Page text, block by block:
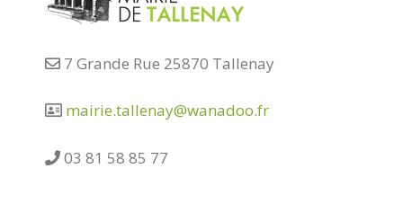
7 Grande Rue 25870 Tallenay
mairie.tallenay@wanadoo.fr
03 81 58 85 77